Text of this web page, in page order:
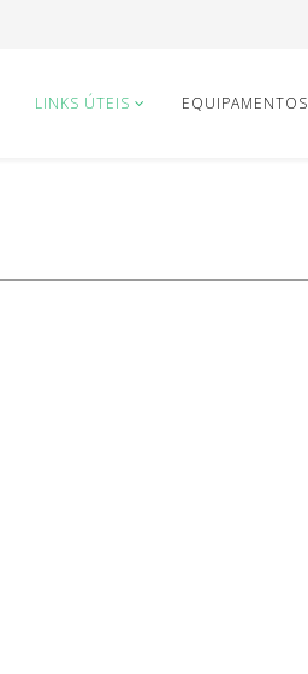
LINKS ÚTEIS EQUIPAMENTOS